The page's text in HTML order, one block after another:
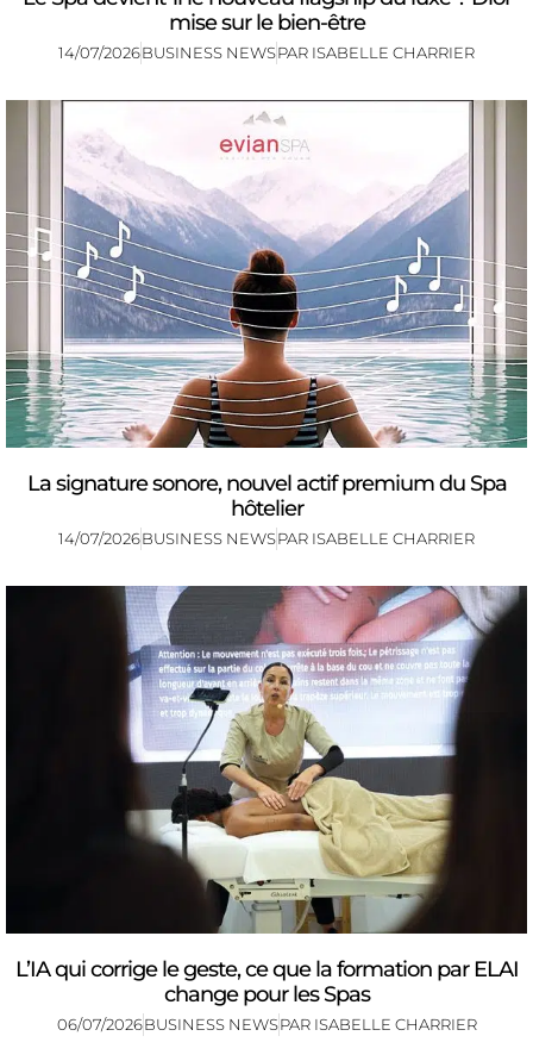
mise sur le bien-être
14/07/2026BUSINESS NEWSPAR ISABELLE CHARRIER
La signature sonore, nouvel actif premium du Spa
hôtelier
14/07/2026BUSINESS NEWSPAR ISABELLE CHARRIER
L’IA qui corrige le geste, ce que la formation par ELAI
change pour les Spas
06/07/2026BUSINESS NEWSPAR ISABELLE CHARRIER